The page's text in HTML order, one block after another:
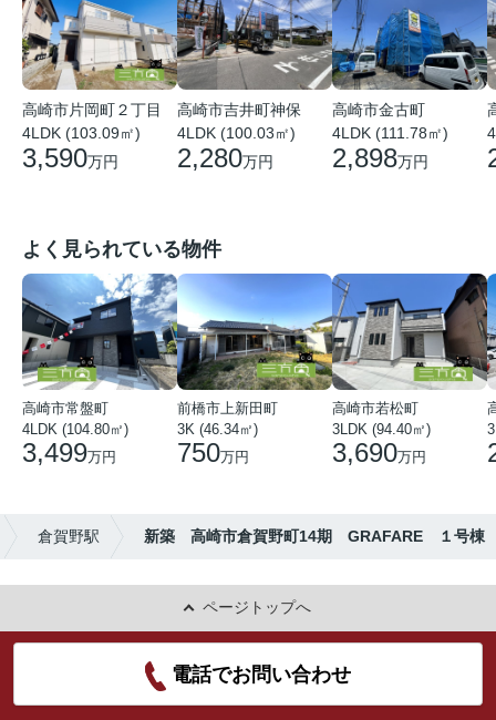
高崎市片岡町２丁目
4LDK (103.09㎡)
3,590万円
高崎市吉井町神保
4LDK (100.03㎡)
2,280万円
高崎市金古町
4LDK (111.78㎡)
2,898万円
よく見られている物件
高崎市常盤町
4LDK (104.80㎡)
3,499万円
前橋市上新田町
3K (46.34㎡)
750万円
高崎市若松町
3LDK (94.40㎡)
3,690万円
倉賀野駅 新築 高崎市倉賀野町14期 GRAFARE １号棟
ページトップへ
電話でお問い合わせ